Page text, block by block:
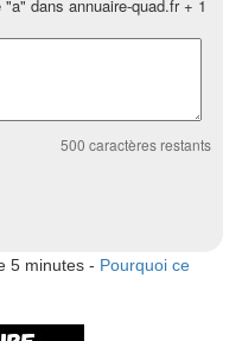
"a" dans annuaire-quad.fr + 1
500 caractères restants
5 minutes - Pourquoi ce